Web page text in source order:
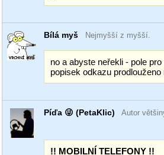
Bílá myš Nejmyšší z myšší.
no a abyste neřekli - pole
popisek odkazu prodlouženo
Píďa 😜 (PetaKlic) Autor
!! MOBILNÍ TELEFONY !!